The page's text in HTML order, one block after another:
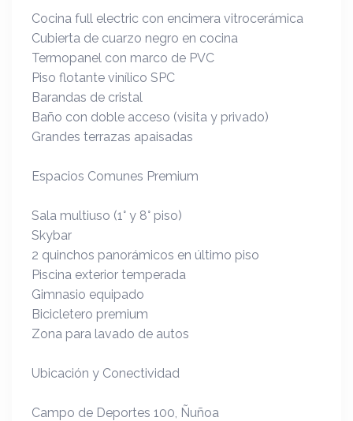
Cocina full electric con encimera vitrocerámica
Cubierta de cuarzo negro en cocina
Termopanel con marco de PVC
Piso flotante vinílico SPC
Barandas de cristal
Baño con doble acceso (visita y privado)
Grandes terrazas apaisadas
Espacios Comunes Premium
Sala multiuso (1° y 8° piso)
Skybar
2 quinchos panorámicos en último piso
Piscina exterior temperada
Gimnasio equipado
Bicicletero premium
Zona para lavado de autos
Ubicación y Conectividad
Campo de Deportes 100, Ñuñoa